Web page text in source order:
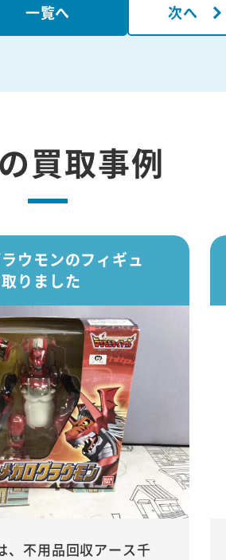
一覧へ 次へ
買取事例
ウモンのフィギュ
りました
、不用品回収アース千